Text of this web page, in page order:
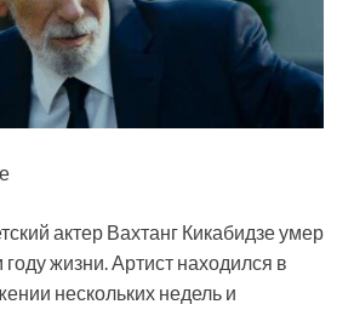
актер Вахтанг Кикабидзе умер
жизни. Артист находился в
нескольких недель и